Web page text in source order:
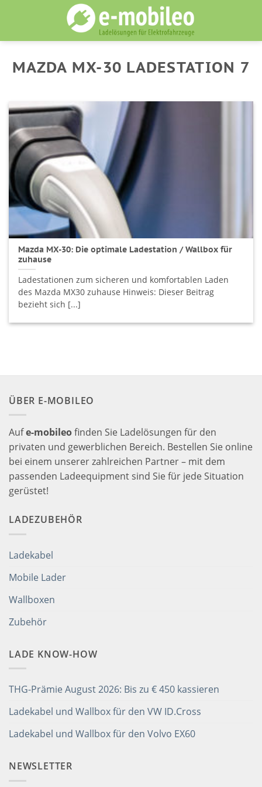
MAZDA MX-30 LADESTATION 7
Mazda MX-30: Die optimale Ladestation / Wallbox für
zuhause
Ladestationen zum sicheren und komfortablen Laden
des Mazda MX30 zuhause Hinweis: Dieser Beitrag
bezieht sich [...]
ÜBER E-MOBILEO
Aufe-mobileofinden Sie Ladelösungen für den
privaten und gewerblichen Bereich. Bestellen Sie online
bei einem unserer zahlreichen Partner – mit dem
passenden Ladeequipment sind Sie für jede Situation
gerüstet!
LADEZUBEHÖR
Ladekabel
Mobile Lader
Wallboxen
Zubehör
LADE KNOW-HOW
THG-Prämie August 2026: Bis zu € 450 kassieren
Ladekabel und Wallbox für den VW ID.Cross
Ladekabel und Wallbox für den Volvo EX60
NEWSLETTER